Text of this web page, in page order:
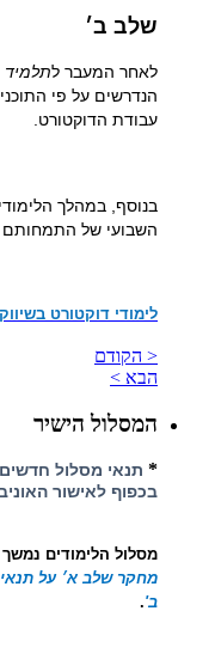
שלב ב׳
לאחר המעבר לתלמיד
הנדרשים על פי
עבודת הדוקטורט.
בנוסף, במהלך
השבועי של התמחותם
לימודי דוקטורט
< הקודם
הבא >
המסלול הישיר
* תנאי מסלול
בכפוף לאישור
מסלול הלימודים
מחקר שלב א׳ על תנאי
ב'.